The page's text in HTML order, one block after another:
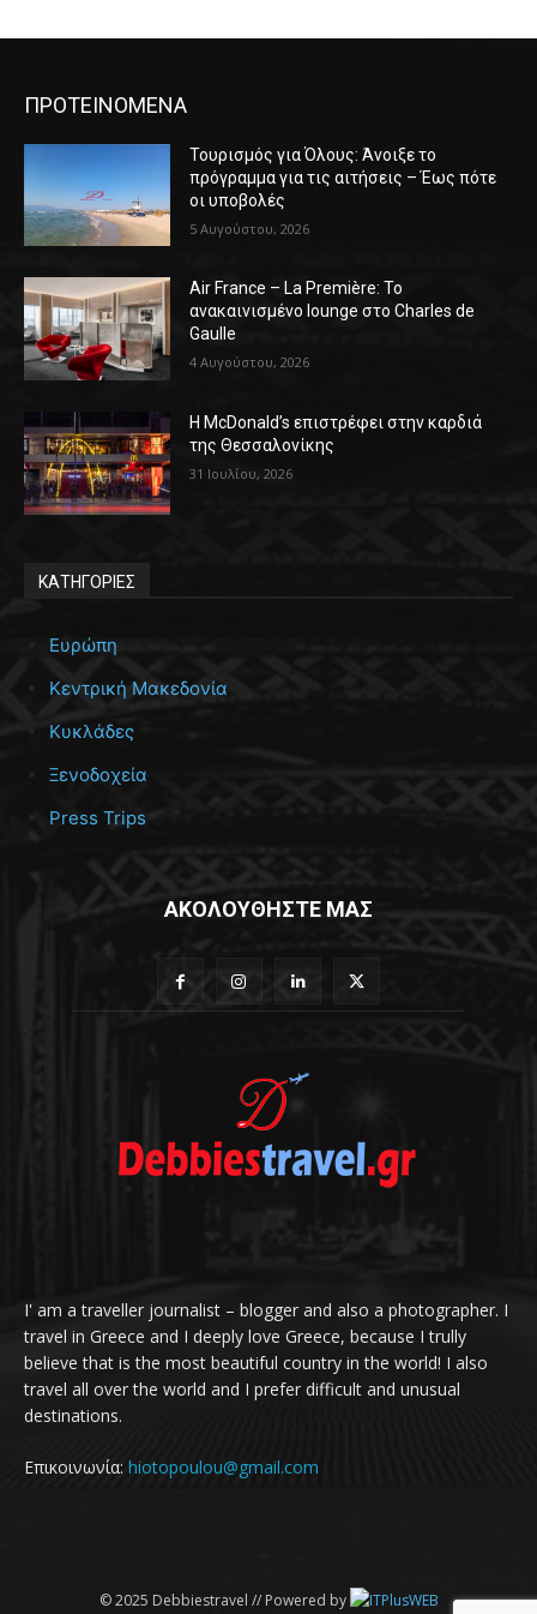
ΠΡΟΤΕΙΝΟΜΕΝΑ
Τουρισμός για Όλους: Άνοιξε το
πρόγραμμα για τις αιτήσεις – Έως πότε
οι υποβολές
5 Αυγούστου, 2026
Air France – La Première: Το
ανακαινισμένο lounge στο Charles de
Gaulle
4 Αυγούστου, 2026
Η McDonald’s επιστρέφει στην καρδιά
της Θεσσαλονίκης
31 Ιουλίου, 2026
ΚΑΤΗΓΟΡΙΕΣ
Ευρώπη
Κεντρική Μακεδονία
Κυκλάδες
Ξενοδοχεία
Press Trips
ΑΚΟΛΟΥΘΗΣΤΕ ΜΑΣ
I' am a traveller journalist – blogger and also a photographer. I
travel in Greece and I deeply love Greece, because I trully
believe that is the most beautiful country in the world! I also
travel all over the world and I prefer difficult and unusual
destinations.
Επικοινωνία: hiotopoulou@gmail.com
© 2025 Debbiestravel // Powered by